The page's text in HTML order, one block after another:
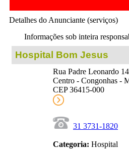
Detalhes do Anunciante (serviços)
Informações sob inteira
Hospital Bom Jesus
Rua Padre Leonardo
Centro - Congonhas -
CEP 36415-000
31 3731-1820
Categoria: Hospital